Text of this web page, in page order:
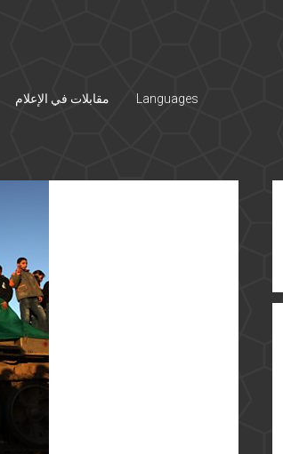
مقابلات في الإعلام Languages